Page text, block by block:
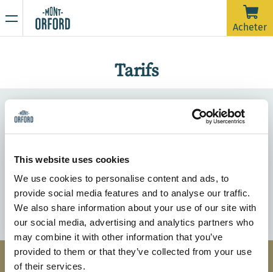
This website uses cookies
We use cookies to personalise content and ads, to
provide social media features and to analyse our traffic.
We also share information about your use of our site with
our social media, advertising and analytics partners who
may combine it with other information that you’ve
provided to them or that they’ve collected from your use
of their services.
Acheter
Tarifs
courriel
16 AVRIL 2026
La saison 2025-26 est officiellement terminée.
Malheureusement, avec la pluie de la dernière semaine et
prévue jusqu'à samedi matin, les pistes nécessiteraient
grand merci à tous les skieurs qui nous ont accompagnés
durant ces plus de 120 jours d'ouverture cette saison.
maintenant fermée à toute activité sportive incluant la
Restez à l’affût de nos prochaines communications pour
connaître la date d’ouverture de la saison estivale de
randonnée.
Merci de votre compréhension et à l'an prochain !